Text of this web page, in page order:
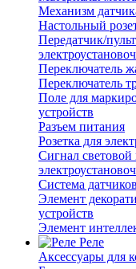
Механизм
Настольный
Передатчик/
Переключатель
Переключатель
Поле для
устройств
Разъем питания
Розетка для
Сигнал
Система
Элемент
устройств
Элемент
Реле
Аксессуары для